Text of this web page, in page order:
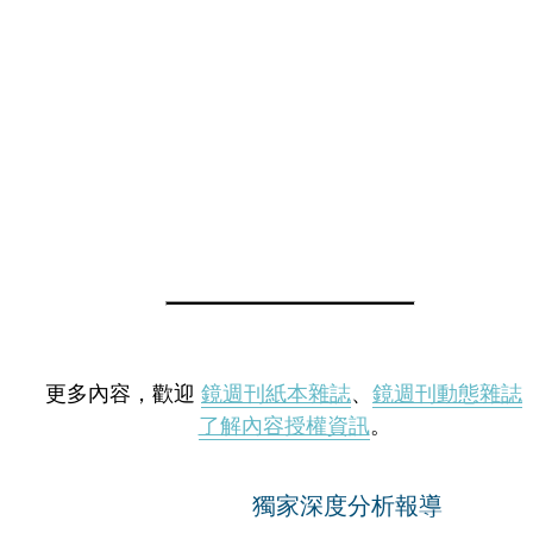
更多內容，歡迎 鏡週刊紙本雜誌、 鏡週刊動態雜誌
了解內容授權資訊。
獨家深度分析報導